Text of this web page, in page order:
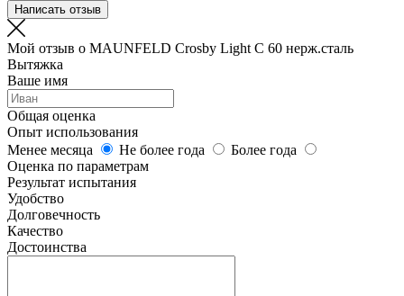
Написать отзыв
Мой отзыв о MAUNFELD Crosby Light C 60 нерж.сталь
Вытяжка
Ваше имя
Общая оценка
Опыт использования
Менее месяца
Не более года
Более года
Оценка по параметрам
Результат испытания
Удобство
Долговечность
Качество
Достоинства